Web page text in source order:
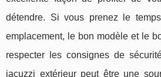
détendre. Si vous prenez le
emplacement, le bon modèle et le
respecter les consignes de
jacuzzi extérieur peut être une